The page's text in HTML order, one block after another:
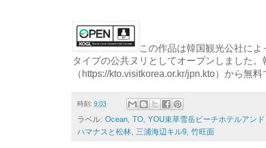
この作品は韓国観光公社に
タイプの公共ヌリとしてオープンしました。
（https://kto.visitkorea.or.kr/jpn.kto）から無
時刻: 9:03
ラベル: Ocean TO YOU束草雪岳ビーチホテルアン
ハマナスと松林 三浦海辺キル9 竹旺面